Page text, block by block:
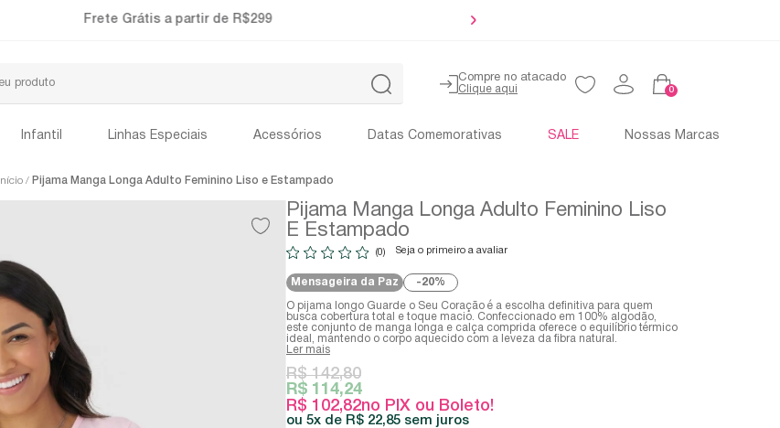
Frete Grátis a partir de R$299
Compre no atacado
0
Infantil Linhas Especiais Acessórios Datas Comemorativas SALE Nossas Marcas
Início Pijama Manga Longa Adulto Feminino Liso e Estampado
Pijama Manga Longa Adulto Feminino Liso
E Estampado
(0) Seja o primeiro a avaliar
Mensageira da Paz 20%
O pijama longo Guarde o Seu Coração é a escolha definitiva para quem
busca cobertura total e toque macio. Confeccionado em 100% algodão,
este conjunto de manga longa e calça comprida oferece o equilíbrio térmico
ideal, mantendo o corpo aquecido com a leveza da fibra natural.
Ler mais
R$ 102,82no PIX ou Boleto!
R$ 142,80
R$ 114,24
5x R$ 22,85 sem juros